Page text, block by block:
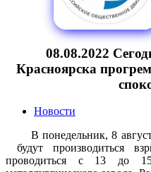
08.08.2022
Красноярска
Новости
В понедельник, 8
будут производиться
проводиться с 13 до